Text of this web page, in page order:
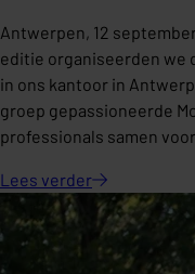
Antwerpen, 12
editie organiseerden we
in ons kantoor in
groep gepassioneerde
professionals samen
Lees verder